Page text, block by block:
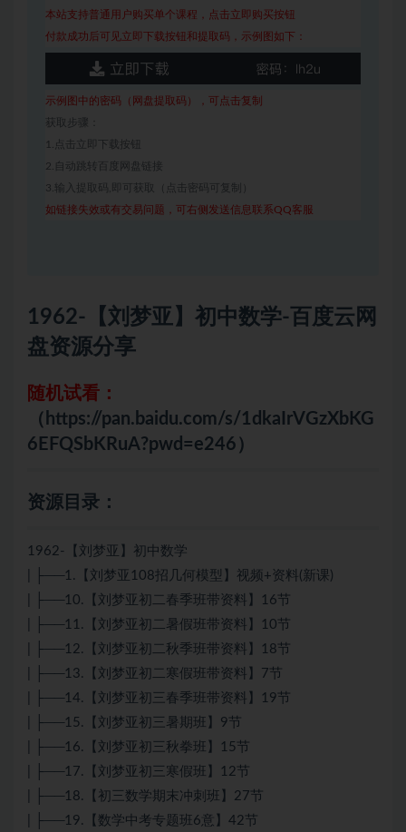
本站支持普通用户购买单个课程，点击立即购买按钮
付款成功后可见立即下载按钮和提取码，示例图如下：
示例图中的密码（网盘提取码），可点击复制
获取步骤：
1.点击立即下载按钮
2.自动跳转百度网盘链接
3.输入提取码,即可获取（点击密码可复制）
如链接失效或有交易问题，可右侧发送信息联系QQ客服
1962-【刘梦亚】初中数学-百度云网
盘资源分享
随机试看：
（https://pan.baidu.com/s/1dkaIrVGzXbKG
6EFQSbKRuA?pwd=e246）
资源目录：
1962-【刘梦亚】初中数学
| ├──1.【刘梦亚108招几何模型】视频+资料(新课)
| ├──10.【刘梦亚初二春季班带资料】16节
| ├──11.【刘梦亚初二暑假班带资料】10节
| ├──12.【刘梦亚初二秋季班带资料】18节
| ├──13.【刘梦亚初二寒假班带资料】7节
| ├──14.【刘梦亚初三春季班带资料】19节
| ├──15.【刘梦亚初三暑期班】9节
| ├──16.【刘梦亚初三秋拳班】15节
| ├──17.【刘梦亚初三寒假班】12节
| ├──18.【初三数学期末冲刺班】27节
| ├──19.【数学中考专题班6意】42节